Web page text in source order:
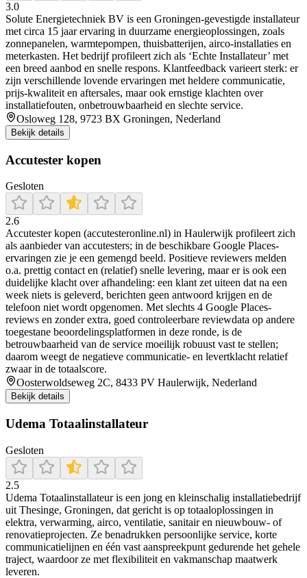
3.0
Solute Energietechniek BV is een Groningen-gevestigde installateur
met circa 15 jaar ervaring in duurzame energieoplossingen, zoals
zonnepanelen, warmtepompen, thuisbatterijen, airco-installaties en
meterkasten. Het bedrijf profileert zich als ‘Echte Installateur’ met
een breed aanbod en snelle respons. Klantfeedback varieert sterk: er
zijn verschillende lovende ervaringen met heldere communicatie,
prijs-kwaliteit en aftersales, maar ook ernstige klachten over
installatiefouten, onbetrouwbaarheid en slechte service.
Osloweg 128, 9723 BX Groningen, Nederland
Bekijk details
Accutester kopen
Gesloten
2.6
Accutester kopen (accutesteronline.nl) in Haulerwijk profileert zich
als aanbieder van accutesters; in de beschikbare Google Places-
ervaringen zie je een gemengd beeld. Positieve reviewers melden
o.a. prettig contact en (relatief) snelle levering, maar er is ook een
duidelijke klacht over afhandeling: een klant zet uiteen dat na een
week niets is geleverd, berichten geen antwoord krijgen en de
telefoon niet wordt opgenomen. Met slechts 4 Google Places-
reviews en zonder extra, goed controleerbare reviewdata op andere
toegestane beoordelingsplatformen in deze ronde, is de
betrouwbaarheid van de service moeilijk robuust vast te stellen;
daarom weegt de negatieve communicatie- en levertklacht relatief
zwaar in de totaalscore.
Oosterwoldseweg 2C, 8433 PV Haulerwijk, Nederland
Bekijk details
Udema Totaalinstallateur
Gesloten
2.5
Udema Totaalinstallateur is een jong en kleinschalig installatiebedrijf
uit Thesinge, Groningen, dat gericht is op totaaloplossingen in
elektra, verwarming, airco, ventilatie, sanitair en nieuwbouw- of
renovatieprojecten. Ze benadrukken persoonlijke service, korte
communicatielijnen en één vast aanspreekpunt gedurende het gehele
traject, waardoor ze met flexibiliteit en vakmanschap maatwerk
leveren.